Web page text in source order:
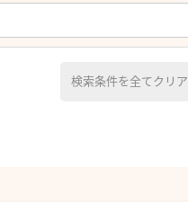
検索条件を全てクリア